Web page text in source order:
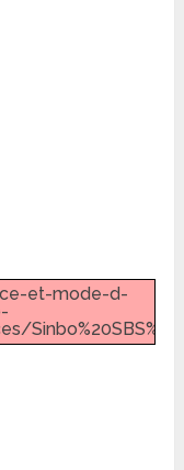
et-mode-d-